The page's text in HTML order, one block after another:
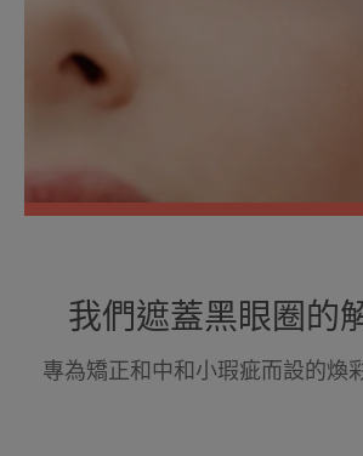
我們遮蓋黑眼圈的
專為矯正和中和小瑕疵而設的煥